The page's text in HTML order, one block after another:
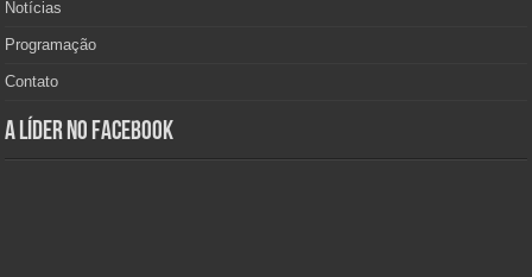
Notícias
Programação
Contato
A Líder no Facebook